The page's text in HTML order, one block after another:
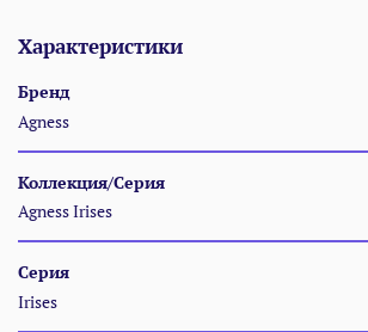
Характеристики
Бренд
Agness
Коллекция/Серия
Agness Irises
Серия
Irises